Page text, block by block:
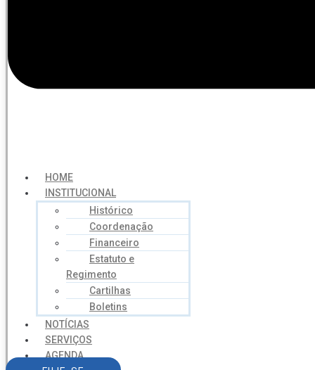
HOME
INSTITUCIONAL
Histórico
Coordenação
Financeiro
Estatuto e
Regimento
Cartilhas
Boletins
NOTÍCIAS
SERVIÇOS
AGENDA